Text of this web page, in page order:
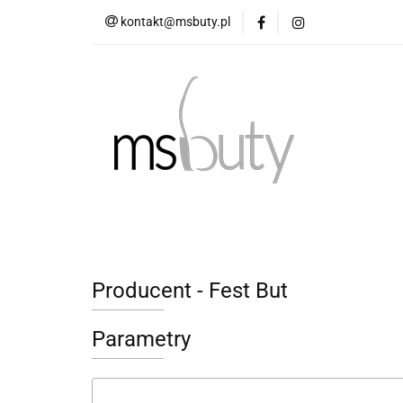
kontakt@msbuty.pl
OBUWIE DAMSKIE
Producent - Fest But
Parametry